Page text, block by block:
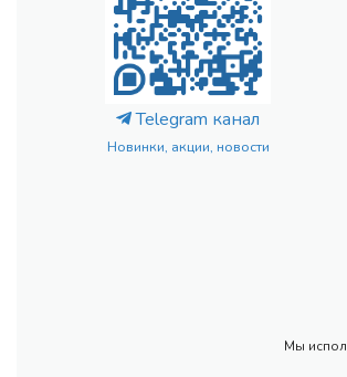
Telegram канал
Новинки, акции, новости
Мы